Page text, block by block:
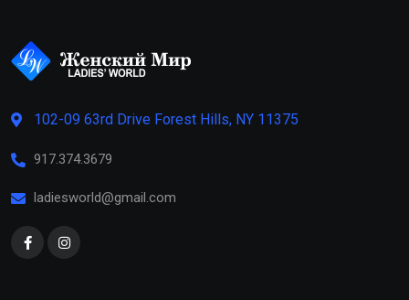
102-09 63rd Drive Forest Hills, NY 11375
917.374.3679
ladiesworld@gmail.com